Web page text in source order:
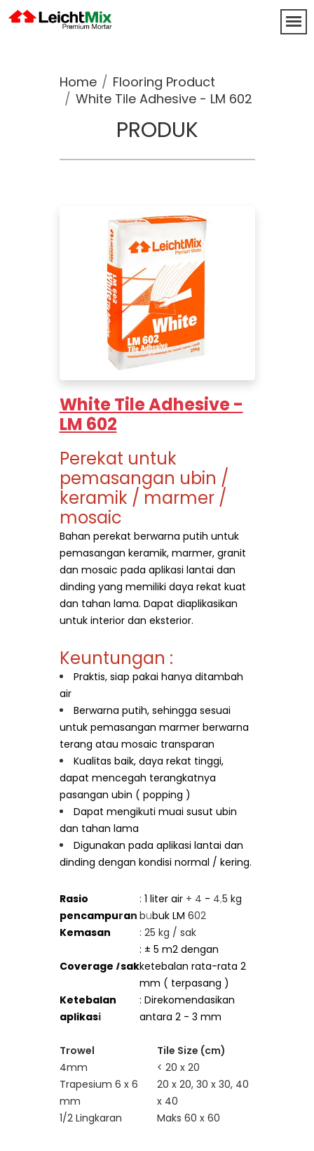
Home
Flooring Product
White Tile Adhesive - LM 602
PRODUK
White Tile Adhesive -
LM 602
Perekat untuk
pemasangan ubin /
keramik / marmer /
mosaic
Bahan perekat berwarna putih untuk
pemasangan keramik, marmer, granit
dan mosaic pada aplikasi lantai dan
dinding yang memiliki daya rekat kuat
dan tahan lama. Dapat diaplikasikan
untuk interior dan eksterior.
Keuntungan :
Praktis, siap pakai hanya ditambah
air
Berwarna putih, sehingga sesuai
untuk pemasangan marmer berwarna
terang atau mosaic transparan
Kualitas baik, daya rekat tinggi,
dapat mencegah terangkatnya
pasangan ubin ( popping )
Dapat mengikuti muai susut ubin
dan tahan lama
Digunakan pada aplikasi lantai dan
dinding dengan kondisi normal / kering.
Rasio
pencampuran
: 1 liter air + 4 - 4,5 kg
bubuk LM 602
Kemasan
: 25 kg / sak
Coverage Isak
: ± 5 m2 dengan
ketebalan rata-rata 2
mm ( terpasang )
Ketebalan
aplikasi
: Direkomendasikan
antara 2 - 3 mm
Trowel
Tile Size (cm)
4mm
< 20 x 20
Trapesium 6 x 6
mm
20 x 20, 30 x 30, 40
x 40
1/2 Lingkaran
Maks 60 x 60